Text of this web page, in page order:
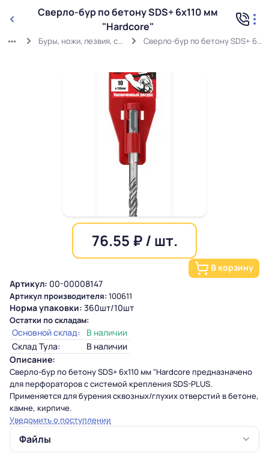
Сверло-бур по бетону SDS+ 6x110 мм
"Hardcore"
Буры, ножи, лезвия, степлер, диски Сверло-бур по бетону SDS+ 6x110 мм "Hardcore"
76.55 ₽ / шт.
В корзину
Артикул: 00-00008147
Артикул производителя: 100611
Норма упаковки: 360шт/10шт
Остатки по складам:
Основной склад:
В наличии
Склад Тула:
В наличии
Описание:
Сверло-бур по бетону SDS+ 6x110 мм "Hardcore предназначено
для перфораторов с системой крепления SDS-PLUS.
Применяется для бурения сквозных/глухих отверстий в бетоне,
камне, кирпиче.
Уведомить о поступлении
Файлы